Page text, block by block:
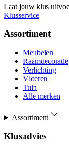
Laat jouw klus
Klusservice
Assortiment
Meubelen
Raamdecoratie
Verlichting
Vloeren
Tuin
Alle merken
Assortiment
Klusadvies